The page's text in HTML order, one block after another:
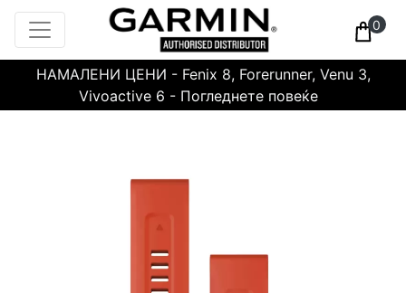
0
НАМАЛЕНИ ЦЕНИ - Fenix 8, Forerunner, Venu 3,
Vivoactive 6 - Погледнете повеќе